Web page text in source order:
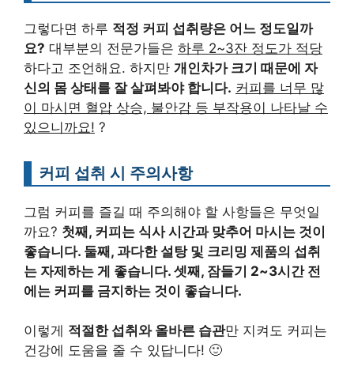
그렇다면 하루 적정 커피 섭취량은 어느 정도일까
요? 대부분의 전문가들은 하루 2~3잔 정도가 적당
하다고 조언해요. 하지만 개인차가 크기 때문에 자
신의 몸 상태를 잘 살펴봐야 합니다. 커피를 너무 많
이 마시면 혈압 상승, 불안감 등 부작용이 나타날 수
있으니까요! ?
커피 섭취 시 주의사항
그럼 커피를 즐길 때 주의해야 할 사항들은 무엇일
까요? 첫째, 커피는 식사 시간과 맞추어 마시는 것이
좋습니다. 둘째, 과다한 설탕 및 크리밍 제품의 섭취
는 자제하는 게 좋습니다. 셋째, 잠들기 2~3시간 전
에는 커피를 금지하는 것이 좋습니다.
이렇게 적절한 섭취와 올바른 습관만 지켜도 커피는
건강에 도움을 줄 수 있답니다! 🙂